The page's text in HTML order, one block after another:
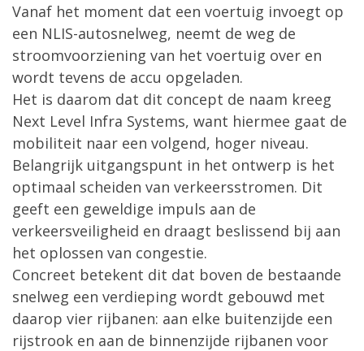
Vanaf het moment dat een voertuig invoegt op
een NLIS-autosnelweg, neemt de weg de
stroomvoorziening van het voertuig over en
wordt tevens de accu opgeladen.
Het is daarom dat dit concept de naam kreeg
Next Level Infra Systems, want hiermee gaat de
mobiliteit naar een volgend, hoger niveau.
Belangrijk uitgangspunt in het ontwerp is het
optimaal scheiden van verkeersstromen. Dit
geeft een geweldige impuls aan de
verkeersveiligheid en draagt beslissend bij aan
het oplossen van congestie.
Concreet betekent dit dat boven de bestaande
snelweg een verdieping wordt gebouwd met
daarop vier rijbanen: aan elke buitenzijde een
rijstrook en aan de binnenzijde rijbanen voor